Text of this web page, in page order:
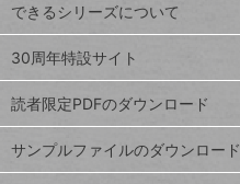
Google
スプレ
ッドシ
ート
iPhone
VLOOKUP
ト
ッ
プ
ペ
ジ
できるシリーズについて
30周年特設サイト
読者限定PDFのダウンロード
サンプルファイルのダウンロード